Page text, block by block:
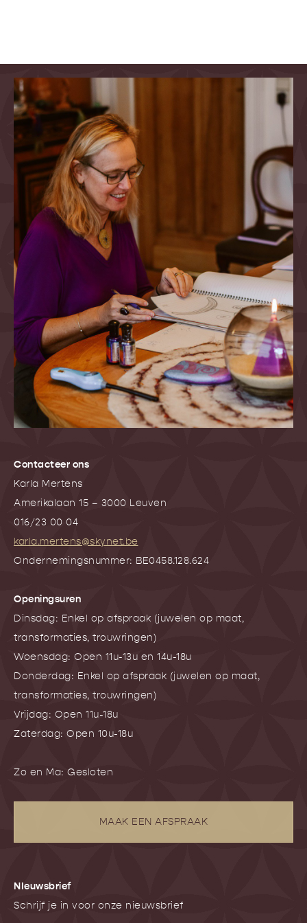
Contacteer ons
Karla Mertens
Amerikalaan 15 – 3000 Leuven
016/23 00 04
karla.mertens@skynet.be
Ondernemingsnummer: BE0458.128.624
Openingsuren
Dinsdag: Enkel op afspraak (juwelen op maat,
transformaties, trouwringen)
Woensdag: Open 11u-13u en 14u-18u
Donderdag: Enkel op afspraak (juwelen op maat,
transformaties, trouwringen)
Vrijdag: Open 11u-18u
Zaterdag: Open 10u-18u
Zo en Ma: Gesloten
MAAK EEN AFSPRAAK
NIeuwsbrief
Schrijf je in voor onze nieuwsbrief